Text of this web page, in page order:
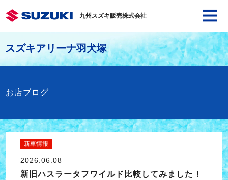
九州スズキ販売株式会社
スズキアリーナ羽犬塚
お店ブログ
新車情報
2026.06.08
新旧ハスラータフワイルド比較してみました！